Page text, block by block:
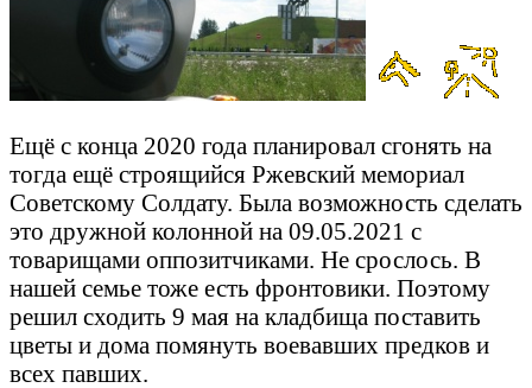
Ещё с конца 2020 года планировал сгонять на
тогда ещё строящийся Ржевский мемориал
Советскому Солдату. Была возможность сделать
это дружной колонной на 09.05.2021 с
товарищами оппозитчиками. Не срослось. В
нашей семье тоже есть фронтовики. Поэтому
решил сходить 9 мая на кладбища поставить
цветы и дома помянуть воевавших предков и
всех павших.